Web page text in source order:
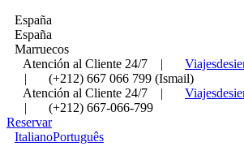
España
España
Marruecos
Atención al Cliente 24/7
|
|
(+212) 667 066 799 (Ismail)
Atención al Cliente 24/7
|
|
(+212) 667-066-799
Reservar
ItalianoPortuguês